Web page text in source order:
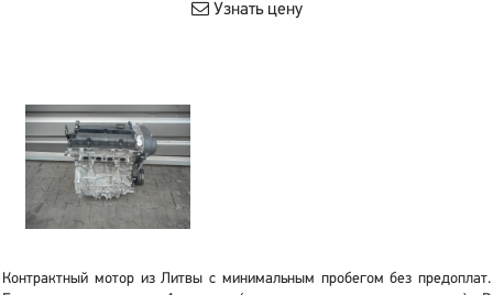
Узнать цену
Контрактный мотор из Литвы с минимальным пробегом без предоплат.